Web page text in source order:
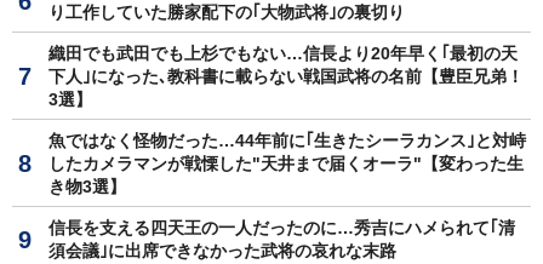
り工作していた勝家配下の｢大物武将｣の裏切り
織田でも武田でも上杉でもない…信長より20年早く｢最初の天
下人｣になった､教科書に載らない戦国武将の名前【豊臣兄弟！
3選】
魚ではなく怪物だった…44年前に｢生きたシーラカンス｣と対峙
したカメラマンが戦慄した"天井まで届くオーラ"【変わった生
き物3選】
信長を支える四天王の一人だったのに…秀吉にハメられて｢清
須会議｣に出席できなかった武将の哀れな末路